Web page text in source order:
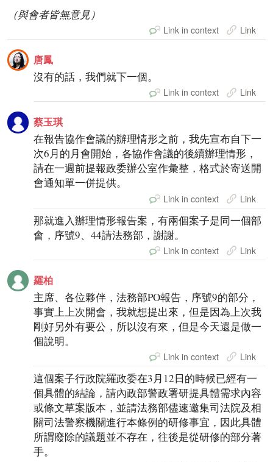
（與會者皆無意見）
Link in context Link
唐鳳
沒有的話，我們就下一個。
Link in context Link
蔡玉琪
在報告協作會議的辦理情形之前，我先宣布自下一
次6月的月會開始，各協作會議的後續辦理情形，
請在一週前提報政委辦公室作彙整，格式於寄送開
會通知單一併提供。
Link in context Link
那就進入辦理情形報告案，有兩個案子是同一個部
會，序號9、44請法務部，謝謝。
Link in context Link
羅柏
主席、各位夥伴，法務部PO報告，序號9的部分，
事實上上次開會，我就想提出來，但是因為上次我
剛好另外有要公，所以沒有來，但是今天還是做一
個說明。
Link in context Link
這個案子行政院羅政委在3月12日的時候已經有一
個具體的結論，請內政部警政署研提具體需求內容
或條文草案版本，並請法務部儘速邀集司法院及相
關司法警察機關進行本條例的研修事宜，因此具體
所謂廢除的議題並不存在，往後是從研修的部分著
手。